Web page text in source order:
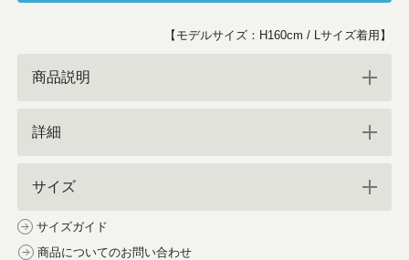
【モデルサイズ：H160cm / Lサイズ着用】
商品説明
詳細
サイズ
サイズガイド
商品についてのお問い合わせ